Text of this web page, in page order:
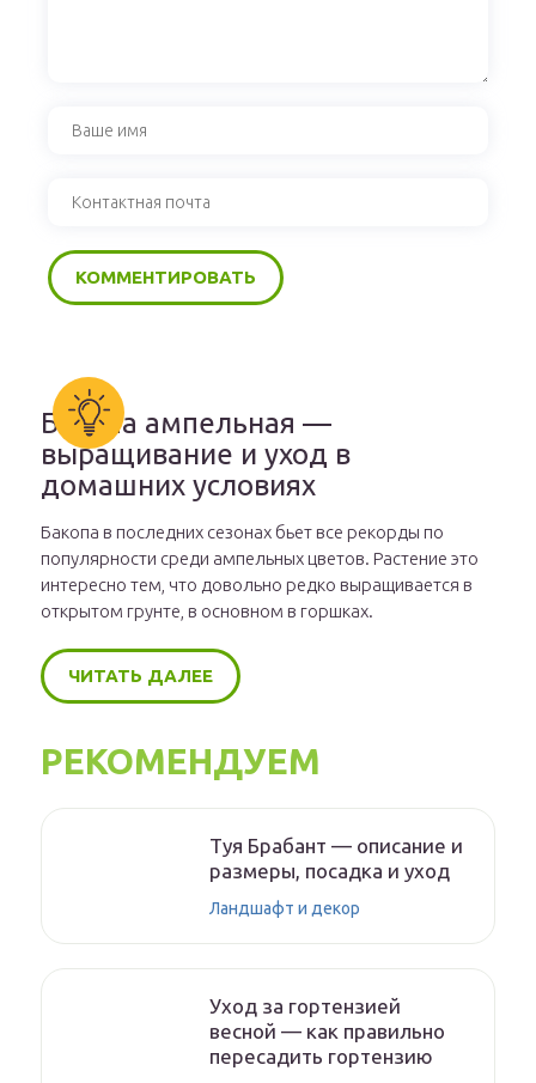
Бакопа ампельная —
выращивание и уход в
домашних условиях
Бакопа в последних сезонах бьет все рекорды по
популярности среди ампельных цветов. Растение это
интересно тем, что довольно редко выращивается в
открытом грунте, в основном в горшках.
ЧИТАТЬ ДАЛЕЕ
РЕКОМЕНДУЕМ
Туя Брабант — описание и
размеры, посадка и уход
Ландшафт и декор
Уход за гортензией
весной — как правильно
пересадить гортензию